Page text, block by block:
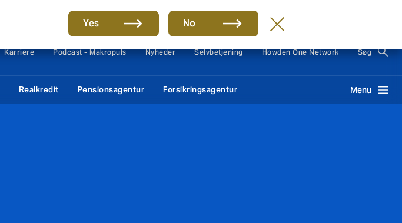
Yes No
Karriere Podcast - Makropuls Nyheder Selvbetjening Howden One Network Søg
Realkredit Pensionsagentur Forsikringsagentur Menu